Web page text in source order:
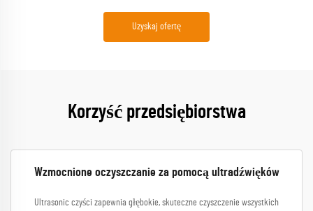
Uzyskaj ofertę
Korzyść przedsiębiorstwa
Wzmocnione oczyszczanie za pomocą ultradźwięków
Ultrasonic czyści zapewnia głębokie, skuteczne czyszczenie wszystkich